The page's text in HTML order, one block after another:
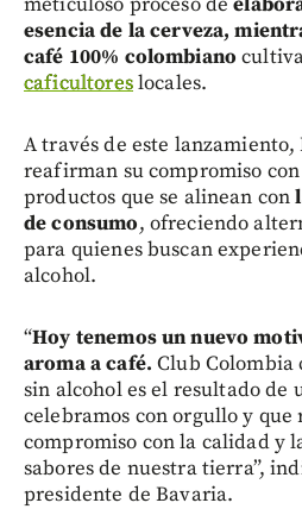
esencia de la cerveza,
café 100% colombiano
caficultoreslocales.
A través de este lanzamiento,
reafirman su compromiso
productos que se alinean con
de consumo, ofreciendo
para quienes buscan
alcohol.
“Hoy tenemos un nuevo
aroma a café.Club Colombia
sin alcohol es el resultado de
celebramos con orgullo y
compromiso con la calidad y
sabores de nuestra tierra”,
presidente de Bavaria.